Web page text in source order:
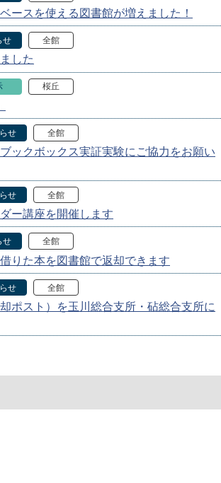
ースを使える図書館が増えました！
せ 全館
した
桜丘
せ 全館
ックボックス実証実験にご協力をお願い
せ 全館
ー講座を開催します
せ 全館
りた本を図書館で返却できます
せ 全館
ポスト）を玉川総合支所・砧総合支所に